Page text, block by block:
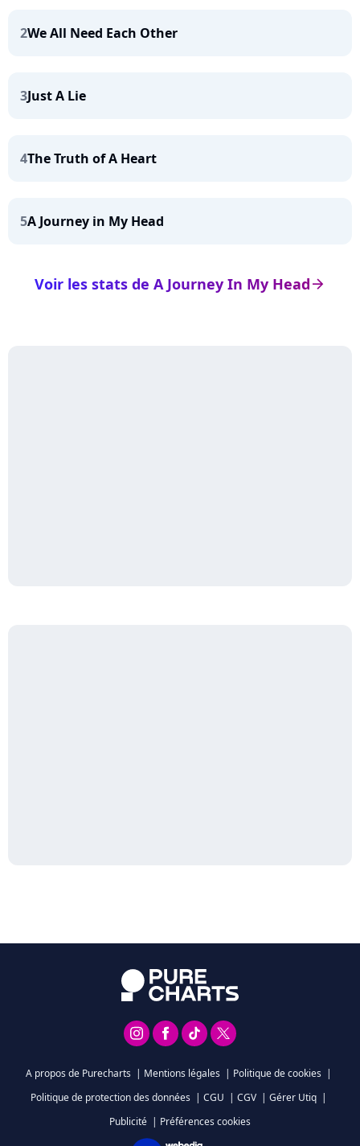
2We All Need Each Other
3Just A Lie
4The Truth of A Heart
5A Journey in My Head
arrow_right
Voir les stats de A Journey In My Head
A propos de Purecharts | Mentions légales | Politique de cookies |
Politique de protection des données | CGU | CGV | Gérer Utiq |
Publicité | Préférences cookies